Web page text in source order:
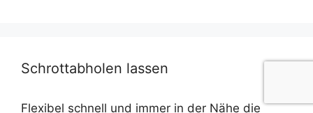
Schrottabholen lassen
Flexibel schnell und immer in der Nähe die